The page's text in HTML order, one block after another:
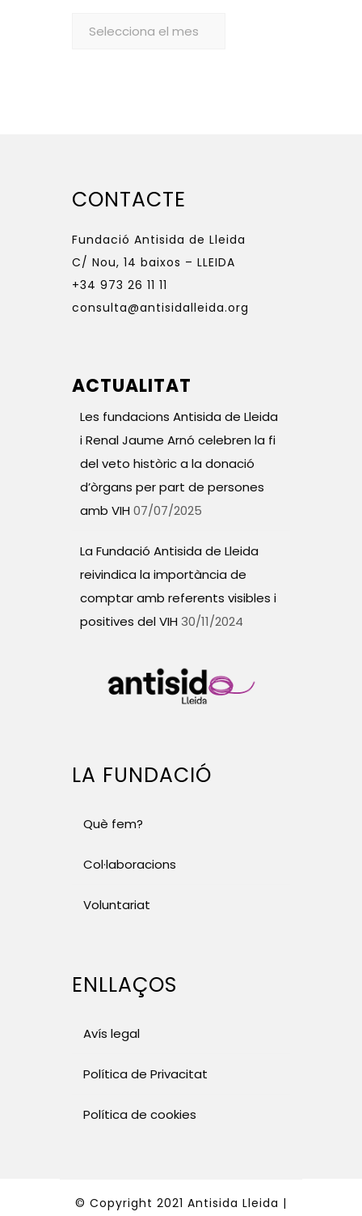
Arxius
CONTACTE
Fundació Antisida de Lleida
C/ Nou, 14 baixos – LLEIDA
+34 973 26 11 11
consulta@antisidalleida.org
ACTUALITAT
Les fundacions Antisida de Lleida
i Renal Jaume Arnó celebren la fi
del veto històric a la donació
d’òrgans per part de persones
amb VIH 07/07/2025
La Fundació Antisida de Lleida
reivindica la importància de
comptar amb referents visibles i
positives del VIH 30/11/2024
LA FUNDACIÓ
Què fem?
Col·laboracions
Voluntariat
ENLLAÇOS
Avís legal
Política de Privacitat
Política de cookies
© Copyright 2021 Antisida Lleida |